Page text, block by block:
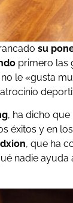
su
primero las
le «gusta
, ha dicho que
éxitos y en
, que ha
nadie ayuda